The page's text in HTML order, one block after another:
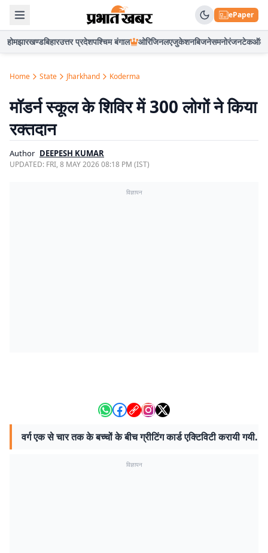
ePaper
होमझारखण्डबिहारउत्तर प्रदेशपश्चिम बंगाल ओरिजिनलएजुकेशनबिजनेसमनोरंजनटेकऑटो
Home State Jharkhand Koderma
मॉडर्न स्कूल के शिविर में 300 लोगों ने किया
रक्तदान
Author DEEPESH KUMAR
UPDATED: FRI, 8 MAY 2026 08:18 PM (IST)
विज्ञापन
वर्ग एक से चार तक के बच्चों के बीच ग्रीटिंग कार्ड एक्टिविटी करायी गयी.
विज्ञापन